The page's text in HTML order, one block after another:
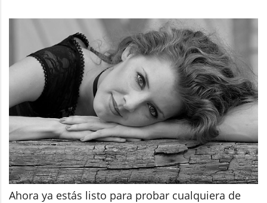
Ahora ya estás listo para probar cualquiera de